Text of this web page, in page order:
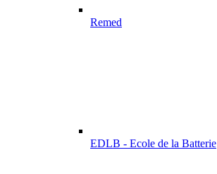
Remed
EDLB - Ecole de la Batterie